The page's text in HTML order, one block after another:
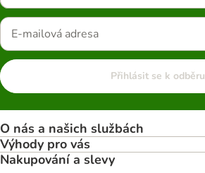
Přihlásit se k odběru
O nás a našich službách
Výhody pro vás
Nakupování a slevy